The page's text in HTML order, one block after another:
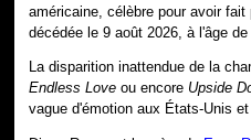
américaine, célèbre pour avoir
décédée le 9 août 2026, à l'âge de
La disparition inattendue de la
Endless Love ou encore Upside
vague d'émotion aux États-Unis